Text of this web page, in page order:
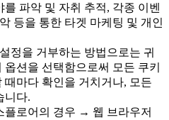
파악 및 자취 추적, 각종 이벤
등을 통한 타겟 마케팅 및 개인
정을 거부하는 방법으로는 귀
션을 선택함으로써 모든 쿠키
마다 확인을 거치거나, 모든
니다.
플로어의 경우 → 웹 브라우저